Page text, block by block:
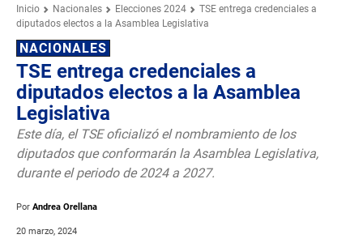
Inicio Nacionales Elecciones 2024
TSE entrega credenciales a
diputados electos a la Asamblea Legislativa
NACIONALES
TSE entrega credenciales a
diputados electos a la Asamblea
Legislativa
Este día, el TSE oficializó el nombramiento de los
diputados que conformarán la Asamblea Legislativa,
durante el periodo de 2024 a 2027.
Por Andrea Orellana
20 marzo, 2024